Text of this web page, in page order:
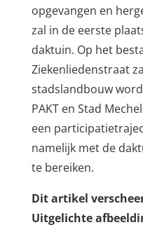
opgevangen en
zal in de eerste
daktuin. Op het
Ziekenliedenstraat
stadslandbouw
PAKT en Stad
een
namelijk met de
te bereiken.
Dit artikel
Uitgelichte